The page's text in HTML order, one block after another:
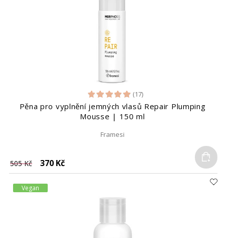
(17)
Pěna pro vyplnění jemných vlasů Repair Plumping
Mousse | 150 ml
Framesi
505 Kč 370 Kč
Vegan